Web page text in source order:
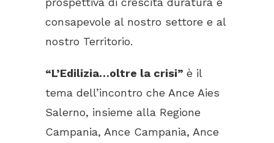
consapevole al nostro settore e al
nostro Territorio.
“L’Edilizia…oltre la crisi” è il
tema dell’incontro che Ance Aies
Salerno, insieme alla Regione
Campania, Ance Campania, Ance